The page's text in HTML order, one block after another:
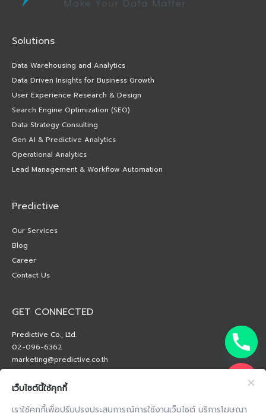
Solutions
Data Warehousing and Analytics
Data Driven Insights for Business Growth
User Experience Research & Design
Search Engine Optimization (SEO)
Data Strategy Consulting
Gen AI & Predictive Analytics
Operational Analytics
Lead Management & Workflow Automation
Predictive
Our Services
Blog
Career
Contact Us
GET CONNECTED
Predictive Co., Ltd.
02-096-6362
marketing@predictive.co.th
เว็บไซต์นี้ใช้คุกกี้
เราใช้คุกกี้เพื่อปรับปรุงประสบการณ์การใช้งานเว็บไซต์ บริการโฆษณา